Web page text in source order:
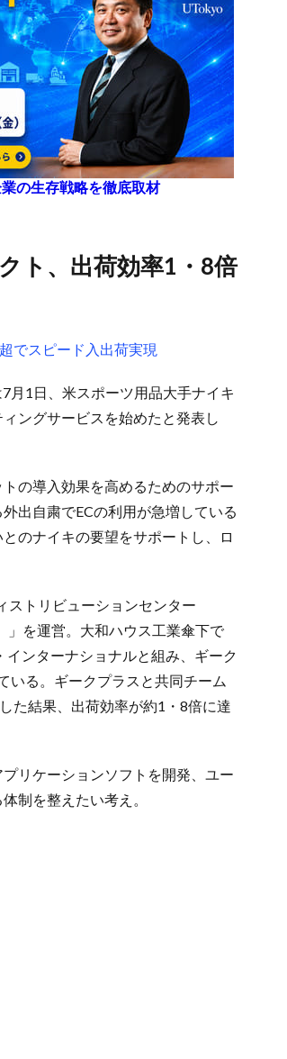
の生存戦略を徹底取材
でスピード入出荷実現
月1日、米スポーツ用品大手ナイキ
ングサービスを始めたと発表し
の導入効果を高めるためのサポー
出自粛でECの利用が急増している
のナイキの要望をサポートし、ロ
ストリビューションセンター
」を運営。大和ハウス工業傘下で
ンターナショナルと組み、ギーク
いる。ギークプラスと共同チーム
た結果、出荷効率が約1・8倍に達
リケーションソフトを開発、ユー
制を整えたい考え。